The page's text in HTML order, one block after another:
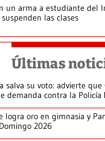
un arma a estudiante del
suspenden las clases
Últimas
salva su voto: advierte
demanda contra la Policía
logra oro en gimnasia y
2026